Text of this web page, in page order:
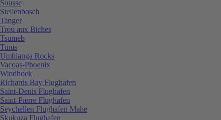
Sousse
Stellenbosch
Tanger
Trou aux Biches
Tsumeb
Tunis
Umhlanga Rocks
Vacoas-Phoenix
Windhoek
Richards Bay Flughafen
Saint-Denis Flughafen
Saint-Pierre Flughafen
Seychellen Flughafen Mahe
Skukuza Flughafen